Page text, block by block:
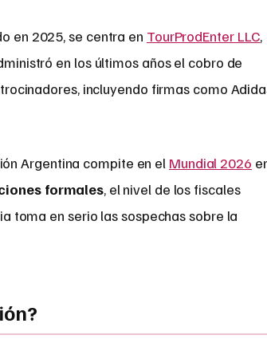
en 2025, se centra en TourProdEnter LLC,
en los últimos años el cobro de
incluyendo firmas como
Argentina compite en el Mundial 2026
formales, el nivel de los fiscales
toma en serio las sospechas sobre la